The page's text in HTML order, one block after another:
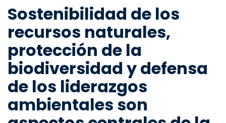
Sostenibilidad de los
recursos naturales,
protección de la
biodiversidad y defensa
de los liderazgos
ambientales son